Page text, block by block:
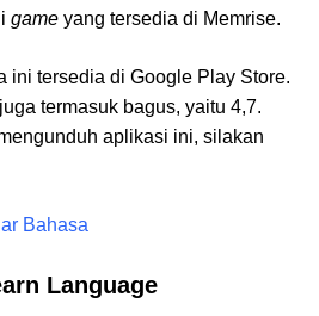
game yang tersedia di Memrise.
ini tersedia di Google Play Store.
termasuk bagus, yaitu 4,7.
aplikasi ini, silakan
Bahasa
Language